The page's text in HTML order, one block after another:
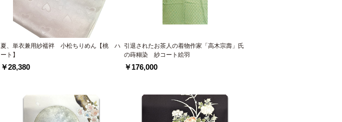
夏、単衣兼用紗襦袢 小松ちりめん【桃 ハ
ート】
￥28,380
引退されたお茶人の着物作家「高木宗壽」氏
の蒔糊染 紗コート絵羽
￥176,000